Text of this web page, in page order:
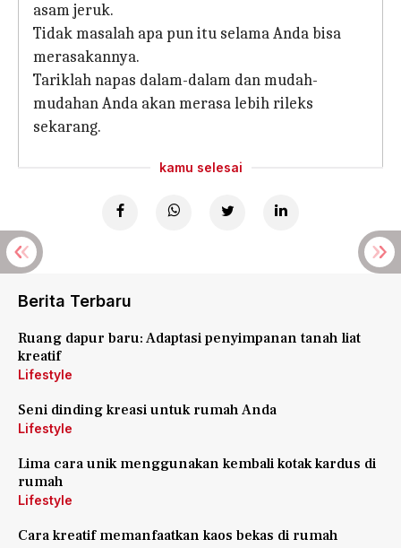
asam jeruk.
Tidak masalah apa pun itu selama Anda bisa
merasakannya.
Tariklah napas dalam-dalam dan mudah-
mudahan Anda akan merasa lebih rileks
sekarang.
kamu selesai
Berita Terbaru
Ruang dapur baru: Adaptasi penyimpanan tanah liat
kreatif
Lifestyle
Seni dinding kreasi untuk rumah Anda
Lifestyle
Lima cara unik menggunakan kembali kotak kardus di
rumah
Lifestyle
Cara kreatif memanfaatkan kaos bekas di rumah